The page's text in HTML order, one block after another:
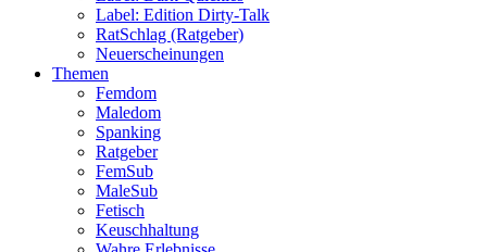
Label: Edition Dirty-Talk
RatSchlag (Ratgeber)
Neuerscheinungen
Themen
Femdom
Maledom
Spanking
Ratgeber
FemSub
MaleSub
Fetisch
Keuschhaltung